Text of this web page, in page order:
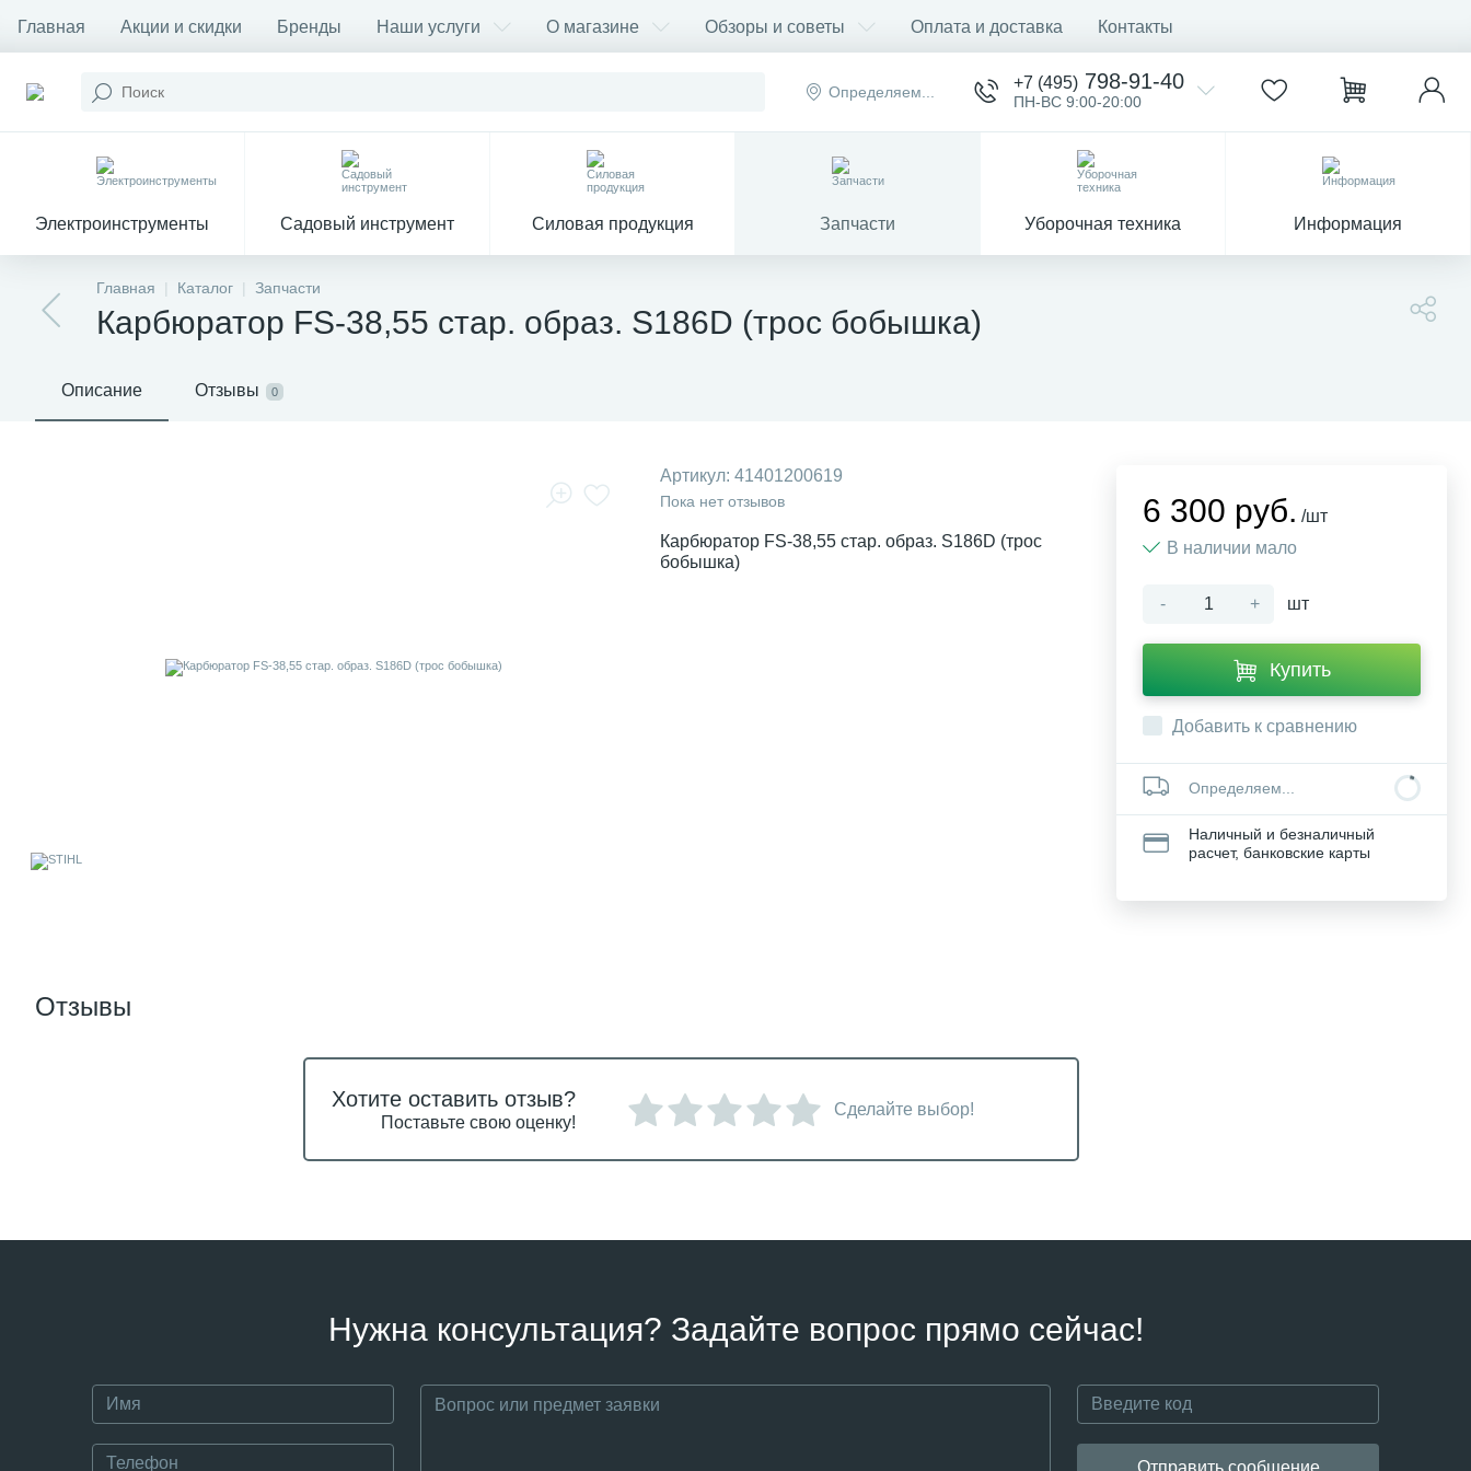
Главная Акции и скидки Бренды Наши услуги О магазине Обзоры и советы Оплата и доставка Контакты
Определяем... +7 (495) 798-91-40
ПН-ВС 9:00-20:00
Электроинструменты Садовый инструмент Силовая продукция Запчасти Уборочная техника Информация
Главная Каталог Запчасти
Карбюратор FS-38,55 стар. образ. S186D (трос бобышка)
Описание Отзывы 0
Артикул: 41401200619
Пока нет отзывов
Карбюратор FS-38,55 стар. образ. S186D (трос
бобышка)
6 300 руб. /шт
В наличии мало
- + шт
Купить
Добавить к сравнению
Определяем...
Наличный и безналичный
расчет, банковские карты
Отзывы
Хотите оставить отзыв?
Поставьте свою оценку!
Сделайте выбор!
Нужна консультация? Задайте вопрос прямо сейчас!
Отправить сообщение